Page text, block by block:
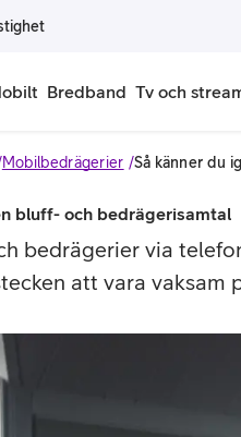
Bredband Tv och
Mobilbedrägerier Så känner du
bluff- och bedrägerisamtal
bedrägerier via
att vara vaksam